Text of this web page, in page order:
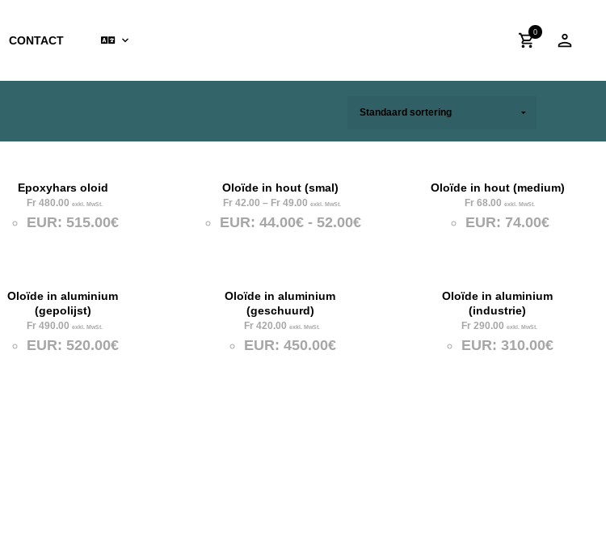
CONTACT
0
Epoxyhars oloid
Fr 480.00 exkl. MwSt.
EUR: 515.00€
Oloïde in hout (smal)
Fr 42.00 – Fr 49.00 exkl. MwSt.
EUR: 44.00€- 52.00€
Oloïde in hout (medium)
Fr68.00 exkl. MwSt.
EUR: 74.00€
Oloïde in aluminium
(gepolijst)
Fr 490.00 exkl. MwSt.
EUR: 520.00€
Oloïde in aluminium
(geschuurd)
Fr 420.00 exkl. MwSt.
EUR:450.00€
Oloïde in aluminium
(industrie)
Fr 290.00 exkl. MwSt.
EUR:310.00€